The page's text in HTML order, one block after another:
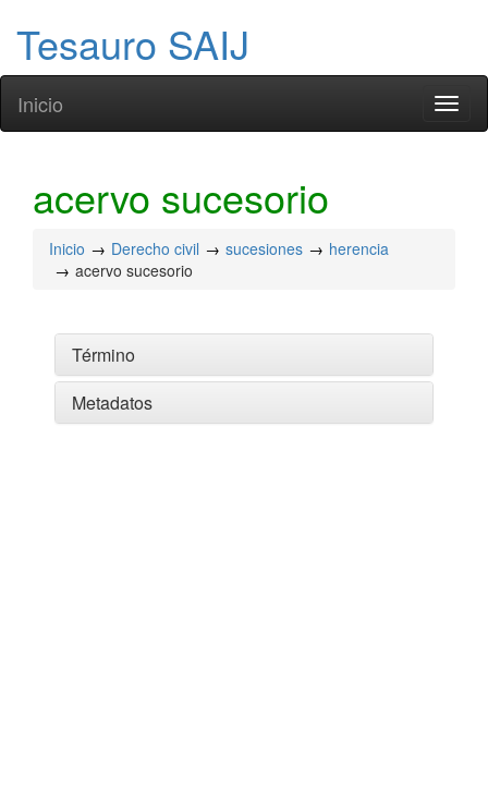
Tesauro SAIJ
Inicio
acervo sucesorio
Inicio Derecho civil sucesiones
herencia
acervo sucesorio
Término
Metadatos